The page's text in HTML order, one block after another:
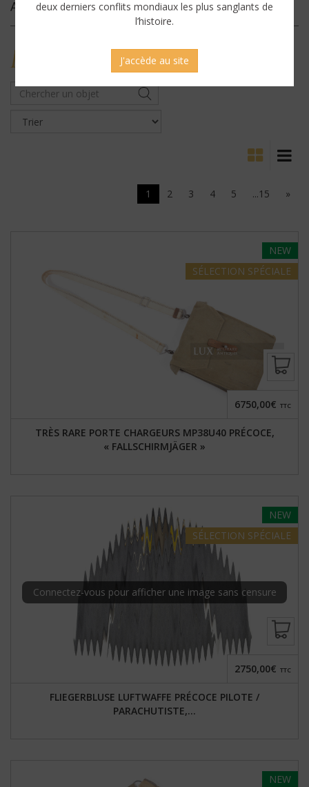
Archives
MILITARYANTIQUES
1 2 3 4 5 ...15 »
NEW
SÉLECTION SPÉCIALE
TRÈS RARE PORTE CHARGEURS MP38U40 PRÉCOCE,
« FALLSCHIRMJÄGER »
6750,00€ TTC
NEW
SÉLECTION SPÉCIALE
Connectez-vous pour afficher une image sans censure
FLIEGERBLUSE LUFTWAFFE PRÉCOCE PILOTE /
PARACHUTISTE,...
2750,00€ TTC
NEW
deux derniers conflits mondiaux les plus sanglants de
l’histoire.
J'accède au site